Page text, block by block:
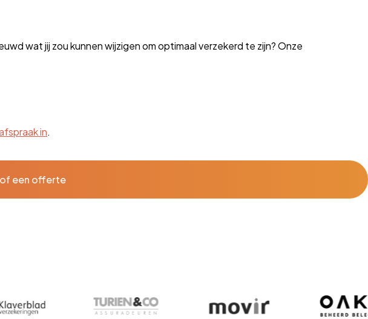
wat jij zou kunnen wijzigen om optimaal verzekerd te zijn? Onze
in.
een offerte